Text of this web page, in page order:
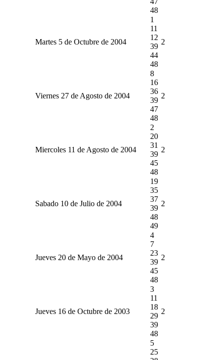
48
Martes 5 de Octubre de 2004
1
11
12
39
44
48
2
Viernes 27 de Agosto de 2004
8
16
36
39
47
48
2
Miercoles 11 de Agosto de 2004
2
20
31
39
45
48
2
Sabado 10 de Julio de 2004
19
35
37
39
48
49
2
Jueves 20 de Mayo de 2004
4
7
23
39
45
48
2
Jueves 16 de Octubre de 2003
3
11
18
29
39
48
2
5
25